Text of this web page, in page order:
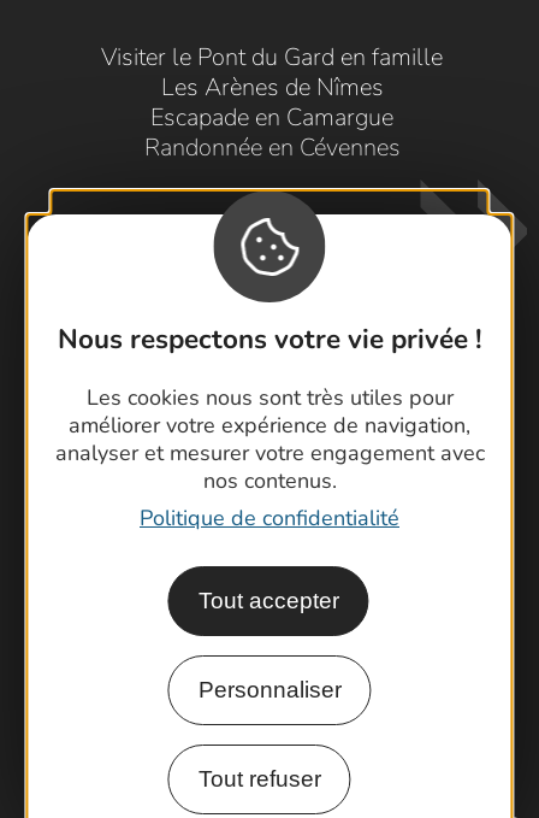
Nous respectons votre vie privée !
Les cookies nous sont très utiles pour
améliorer votre expérience de navigation,
analyser et mesurer votre engagement avec
nos contenus.
Politique de confidentialité
Tout accepter
Personnaliser
Tout refuser
Visiter le Pont du Gard en famille
Les Arènes de Nîmes
Escapade en Camargue
Randonnée en Cévennes
Contactez-nous !
Foire aux questions
Brochures
Cartoguides et Topoguides